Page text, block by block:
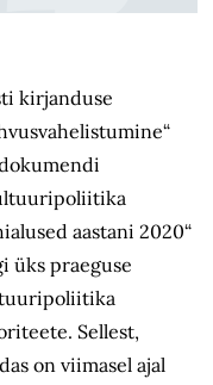
kirjanduse
aastani 2020“
üks praeguse
Sellest,
on viimasel ajal